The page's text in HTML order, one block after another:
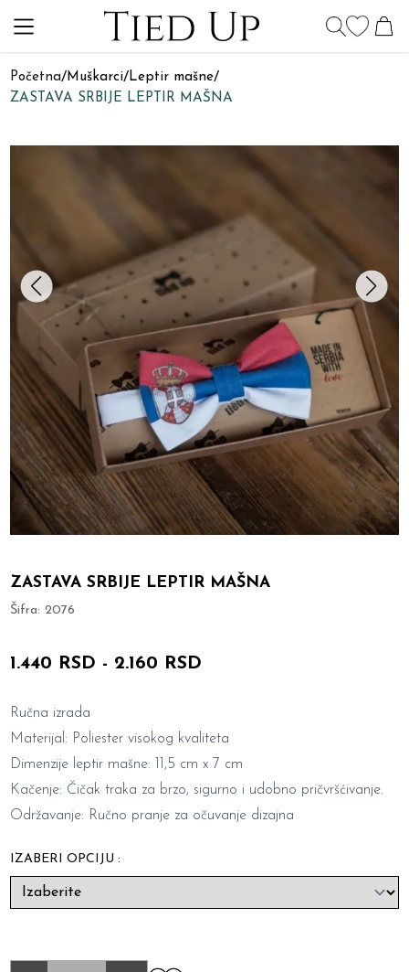
Početna/Muškarci/Leptir mašne/
ZASTAVA SRBIJE LEPTIR MAŠNA
ZASTAVA SRBIJE LEPTIR MAŠNA
Šifra:2076
1.440 RSD - 2.160 RSD
Ručna izrada
Materijal: Poliester visokog kvaliteta
Dimenzije leptir mašne: 11,5 cm x 7 cm
Kačenje: Čičak traka za brzo, sigurno i udobno pričvršćivanje.
Održavanje: Ručno pranje za očuvanje dizajna
IZABERI OPCIJU :